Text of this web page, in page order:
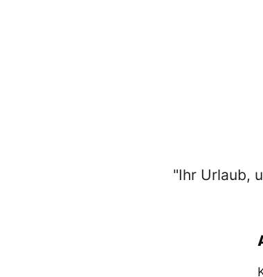
"Ihr Urlaub,